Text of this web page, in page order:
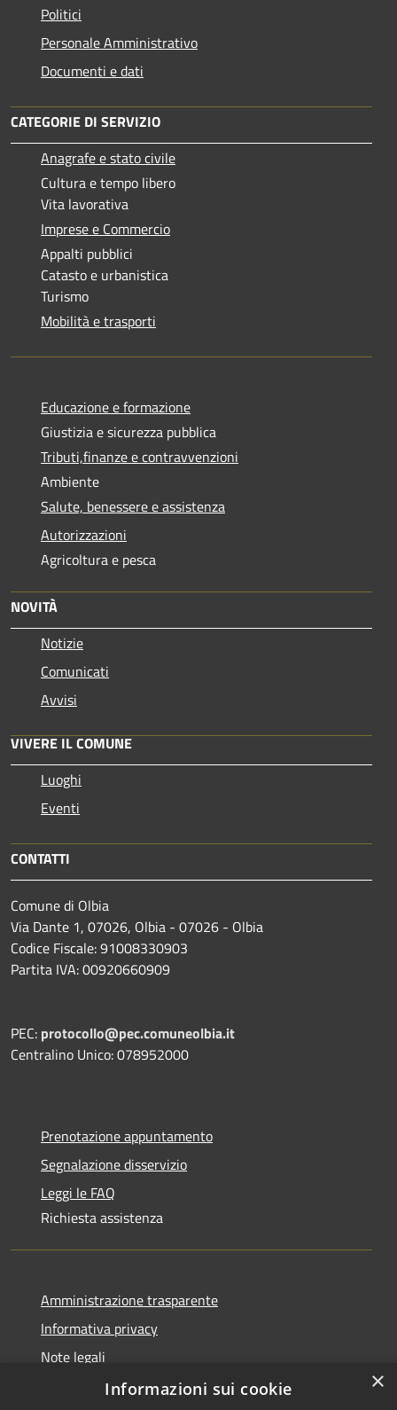
Politici
Personale Amministrativo
Documenti e dati
CATEGORIE DI SERVIZIO
Anagrafe e stato civile
Cultura e tempo libero
Vita lavorativa
Imprese e Commercio
Appalti pubblici
Catasto e urbanistica
Turismo
Mobilità e trasporti
Educazione e formazione
Giustizia e sicurezza pubblica
Tributi,finanze e contravvenzioni
Ambiente
Salute, benessere e assistenza
Autorizzazioni
Agricoltura e pesca
NOVITÀ
Notizie
Comunicati
Avvisi
VIVERE IL COMUNE
Luoghi
Eventi
CONTATTI
Comune di Olbia
Via Dante 1, 07026, Olbia - 07026 - Olbia
Codice Fiscale: 91008330903
Partita IVA: 00920660909
PEC: protocollo@pec.comuneolbia.it
Centralino Unico: 078952000
Prenotazione appuntamento
Segnalazione disservizio
Leggi le FAQ
Richiesta assistenza
Amministrazione trasparente
Informativa privacy
Note legali
Dichiarazione di accessibilità
×
Informazioni sui cookie